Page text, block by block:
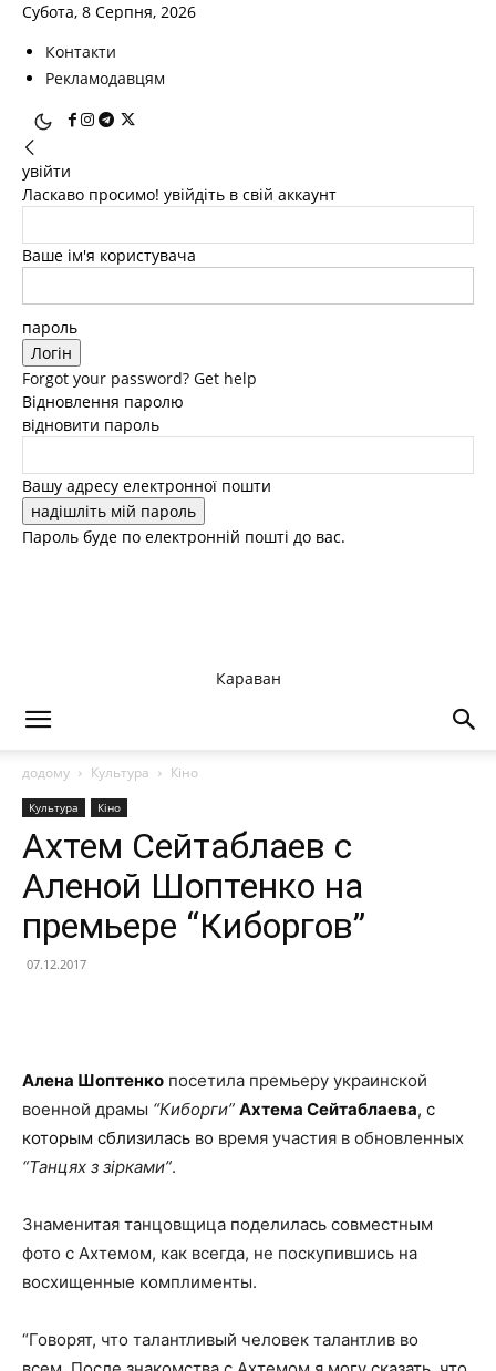
Субота, 8 Серпня, 2026
Контакти
Рекламодавцям
увійти
Ласкаво просимо! увійдіть в свій аккаунт
Ваше ім'я користувача
пароль
Forgot your password? Get help
Відновлення паролю
відновити пароль
Вашу адресу електронної пошти
Пароль буде по електронній пошті до вас.
Караван
додому Культура Кіно
Культура Кіно
Ахтем Сейтаблаев с
Аленой Шоптенко на
премьере “Киборгов”
07.12.2017
Алена Шоптенко посетила премьеру украинской
военной драмы “Киборги” Ахтема Сейтаблаева, с
которым сблизилась во время участия в обновленных
“Танцях з зірками”.
Знаменитая танцовщица поделилась совместным
фото с Ахтемом, как всегда, не поскупившись на
восхищенные комплименты.
“Говорят, что талантливый человек талантлив во